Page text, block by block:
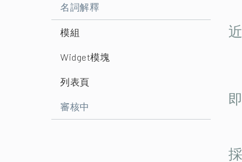
名詞解釋
模組
Widget模塊
列表頁
審核中